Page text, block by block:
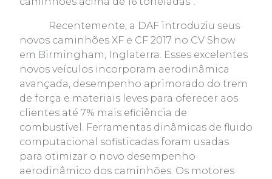
Recentemente, a DAF introduziu seus
novos caminhões XF e CF 2017 no CV Show
em Birmingham, Inglaterra. Esses excelentes
novos veículos incorporam aerodinâmica
avançada, desempenho aprimorado do trem
de força e materiais leves para oferecer aos
clientes até 7% mais eficiência de
combustível. Ferramentas dinâmicas de fluido
computacional sofisticadas foram usadas
para otimizar o novo desempenho
aerodinâmico dos caminhões. Os motores